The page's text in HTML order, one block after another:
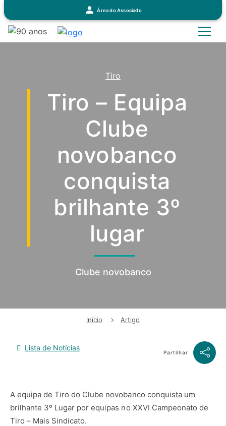
Área do Associado
Tiro
Tiro – Equipa
Clube
novobanco
conquista
brilhante 3º
lugar
Clube novobanco
Início Artigo
Lista de Notícias
Partilhar
A equipa de Tiro do Clube novobanco conquista um
brilhante 3º Lugar por equipas no XXVI Campeonato de
Tiro – Mais Sindicato.